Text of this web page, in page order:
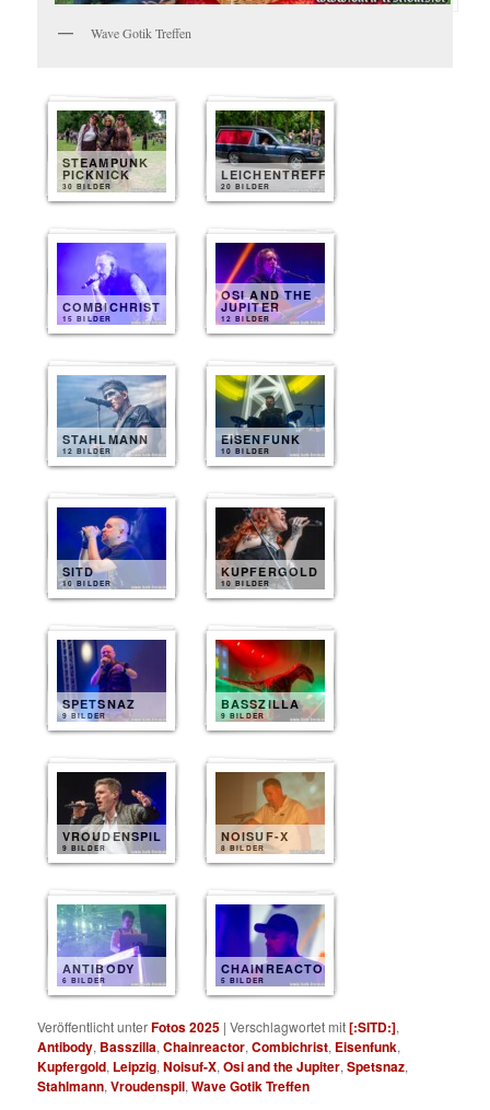
Wave Gotik Treffen
STEAMPUNK
PICKNICK
30 BILDER
LEICHENTREFF
20 BILDER
COMBICHRIST
15 BILDER
OSI AND THE
JUPITER
12 BILDER
STAHLMANN
12 BILDER
EISENFUNK
10 BILDER
SITD
10 BILDER
KUPFERGOLD
10 BILDER
SPETSNAZ
9 BILDER
BASSZILLA
9 BILDER
VROUDENSPIL
9 BILDER
NOISUF-X
8 BILDER
ANTIBODY
6 BILDER
CHAINREACTOR
5 BILDER
Veröffentlicht unterFotos 2025 |Verschlagwortet mit[:SITD:],
Antibody, Basszilla,Chainreactor,Combichrist, Eisenfunk,
Kupfergold, Leipzig,Noisuf-X,Osi and the Jupiter,Spetsnaz,
Stahlmann,Vroudenspil,Wave Gotik Treffen